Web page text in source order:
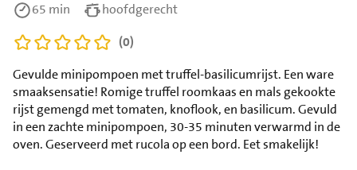
Gevulde minipompoen met truffel-basilicumrijst. Een ware
smaaksensatie! Romige truffel roomkaas en mals gekookte
rijst gemengd met tomaten, knoflook, en basilicum. Gevuld
in een zachte minipompoen, 30-35 minuten verwarmd in de
oven. Geserveerd met rucola op een bord. Eet smakelijk!
65 min
hoofdgerecht
(0)